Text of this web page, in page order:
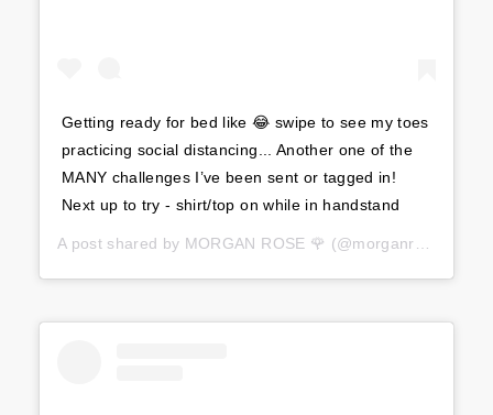
Getting ready for bed like 😂 swipe to see my toes
practicing social distancing... Another one of the
MANY challenges I’ve been sent or tagged in!
Next up to try - shirt/top on while in handstand
A post shared by MORGAN ROSE 🌹 (@morganrosemoroney) on